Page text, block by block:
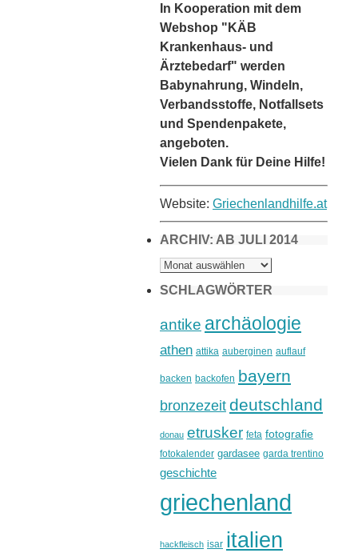
In Kooperation mit dem
Webshop "KÄB
Krankenhaus- und
Ärztebedarf" werden
Babynahrung, Windeln,
Verbandsstoffe, Notfallsets
und Spendenpakete,
angeboten.
Vielen Dank für Deine Hilfe!
Website: Griechenlandhilfe.at
ARCHIV: AB JULI 2014
ARCHIV:
AB
2014
SCHLAGWÖRTER
antike archäologie
athen attika auberginen auflauf
backen backofen bayern
bronzezeit deutschland
donau etrusker feta fotografie
fotokalender gardasee garda trentino
geschichte
griechenland
hackfleisch isar italien